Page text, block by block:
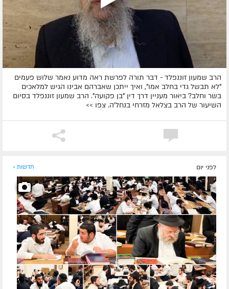
הרב שמעון זוננפלד - דבר תורה לפרשת ראה מדוע נאמר שלוש פעמים
"לא תבשל גדי בחלב אמו", ואיך ייתכן שאברהם אבינו הגיש למלאכים
בשר וחלב? ביאור מעניין דרך דין "בן פקועה". הרב שמעון זוננפלד בסיום
השיעור של הרב בצלאל מזרחי בנחל'ה. צפו >>
לפני יום חדשות »